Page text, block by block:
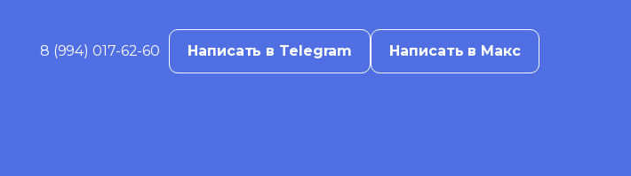
8 (994) 017-62-60 Написать в Telegram Написать в Макс